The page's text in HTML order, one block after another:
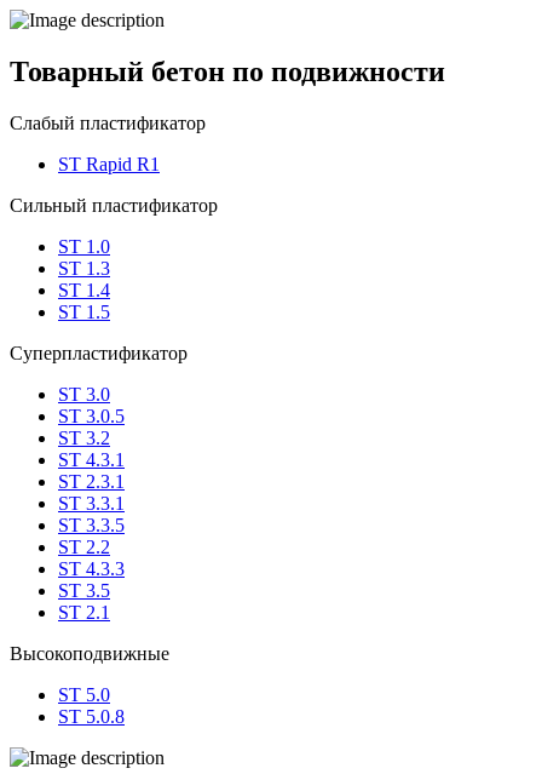
Товарный бетон по подвижности
Слабый пластификатор
ST Rapid R1
Сильный пластификатор
ST 1.0
ST 1.3
ST 1.4
ST 1.5
Суперпластификатор
ST 3.0
ST 3.0.5
ST 3.2
ST 4.3.1
ST 2.3.1
ST 3.3.1
ST 3.3.5
ST 2.2
ST 4.3.3
ST 3.5
ST 2.1
Высокоподвижные
ST 5.0
ST 5.0.8